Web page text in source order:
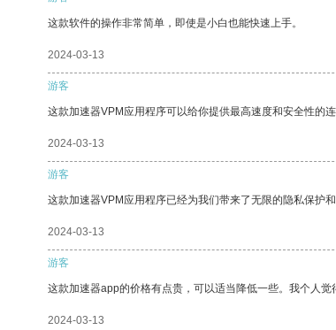
这款软件的操作非常简单，即使是小白也能快速上手。
2024-03-13
游客
这款加速器VPM应用程序可以给你提供最高速度和安全性的
2024-03-13
游客
这款加速器VPM应用程序已经为我们带来了无限的隐私保护和
2024-03-13
游客
这款加速器app的价格有点贵，可以适当降低一些。我个人
2024-03-13